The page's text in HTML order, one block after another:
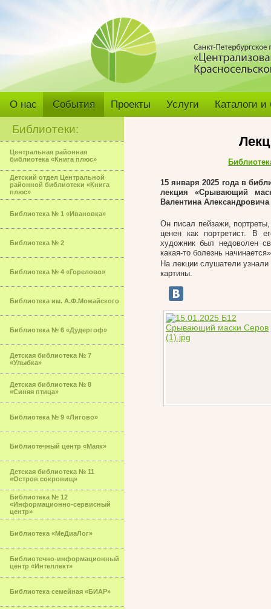
О нас События Проекты Услуги Каталоги
Библиотеки:
Центральная районная
библиотека «Книга плюс»
Детский отдел Центральной
районной библиотеки «Книга
плюс»
Библиотека № 1 «Ивановка»
Библиотека № 2
Библиотека № 4 «Горелово»
Библиотека им. А.Ф.Можайского
Библиотека № 6 «Дудергоф»
Детская библиотека № 7
«Улыбка»
Детская библиотека № 8
«Синяя птица»
Библиотека № 9 «Лигово»
Библиотечный центр «Маяк»
Детская библиотека № 11
«Остров сокровищ»
Библиотека № 12
«Информационно-сервисный
центр»
Библиотека «МеДиаЛог»
Библиотечно-информационный
центр «Интеллект»
Библиотека семейная «БИАР»
15 января 2025 года в
лекция «Срывающий
Валентина
Он писал пейзажи,
ценен как портретист. В
художник был недоволен
какая-то болезнь
На лекции слушатели
картины.